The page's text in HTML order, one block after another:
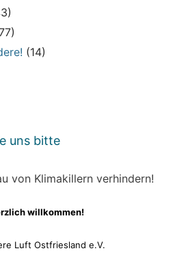
(14)
uns bitte
von Klimakillern verhindern!
willkommen!
Luft Ostfriesland e.V.